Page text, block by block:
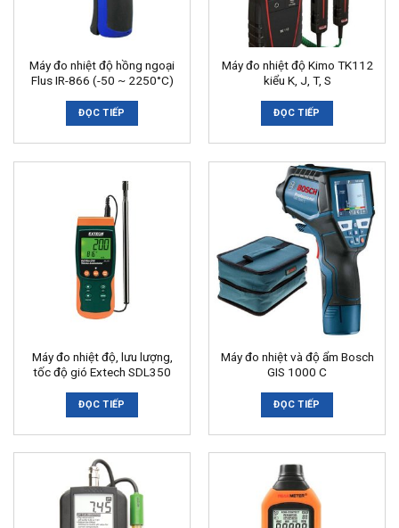
Máy đo nhiệt độ hồng ngoại
Flus IR-866 (-50 ~ 2250°C)
ĐỌC TIẾP
Máy đo nhiệt độ Kimo TK112
kiểu K, J, T, S
ĐỌC TIẾP
Máy đo nhiệt độ, lưu lượng,
tốc độ gió Extech SDL350
ĐỌC TIẾP
Máy đo nhiệt và độ ẩm Bosch
GIS 1000 C
ĐỌC TIẾP